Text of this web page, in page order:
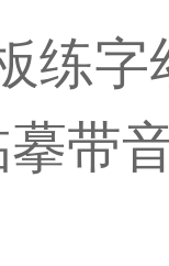
练
带